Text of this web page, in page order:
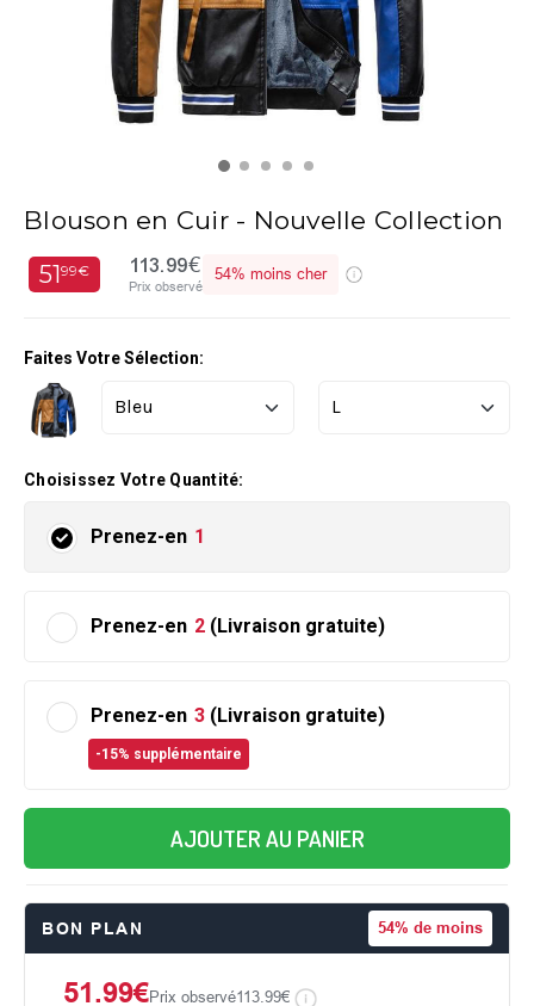
Blouson en Cuir - Nouvelle Collection
5199€ 113.99€
Prix observé
54% moins cher
Faites Votre Sélection:
Choisissez Votre Quantité:
Prenez-en 1
Prenez-en 2 (Livraison gratuite)
Prenez-en 3 (Livraison gratuite)
-15% supplémentaire
AJOUTER AU PANIER
BON PLAN 54% de moins
51.99€Prix observé113.99€